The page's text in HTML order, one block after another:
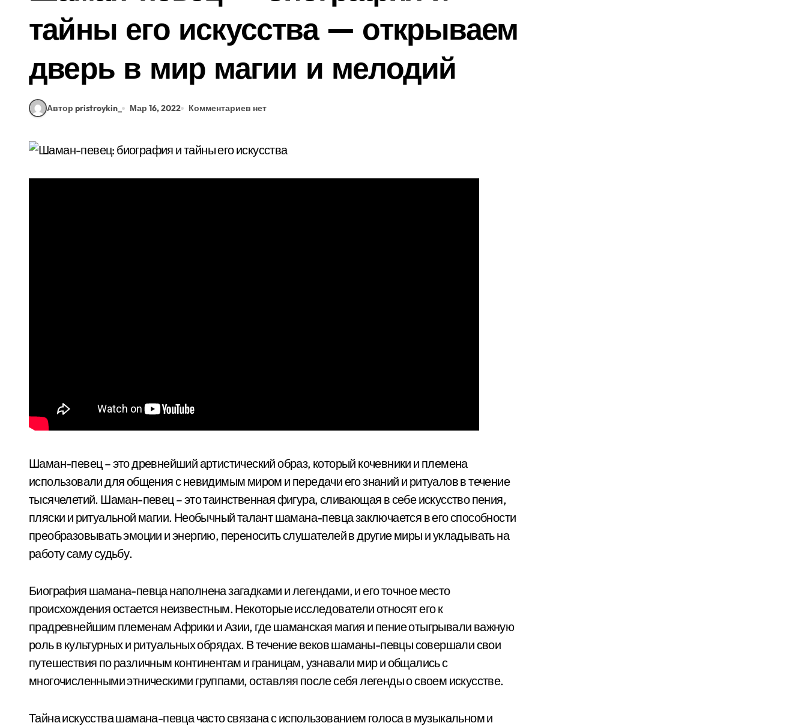
тайны его искусства — открываем
дверь в мир магии и мелодий
Автор pristroykin_ Мар 16, 2022 Комментариев нет
Шаман-певец – это древнейший артистический образ, который кочевники и племена
использовали для общения с невидимым миром и передачи его знаний и ритуалов в течение
тысячелетий. Шаман-певец – это таинственная фигура, сливающая в себе искусство пения,
пляски и ритуальной магии. Необычный талант шамана-певца заключается в его способности
преобразовывать эмоции и энергию, переносить слушателей в другие миры и укладывать на
работу саму судьбу.
Биография шамана-певца наполнена загадками и легендами, и его точное место
происхождения остается неизвестным. Некоторые исследователи относят его к
прадревнейшим племенам Африки и Азии, где шаманская магия и пение отыгрывали важную
роль в культурных и ритуальных обрядах. В течение веков шаманы-певцы совершали свои
путешествия по различным континентам и границам, узнавали мир и общались с
многочисленными этническими группами, оставляя после себя легенды о своем искусстве.
Тайна искусства шамана-певца часто связана с использованием голоса в музыкальном и